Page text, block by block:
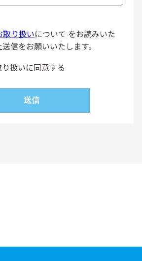
取り扱いについて をお読みいた
信をお願いいたします。
扱いに同意する
送信